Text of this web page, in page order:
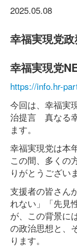
2025.05.08
幸福実現党
幸福実現党
https://info.hr-
今回は、幸福実
治提言 真なる
ます。
幸福実現党は本
この間、多くの
りがとうござい
支援者の皆さん
れない」「先見
が、この背景に
の政治思想と、
ります。